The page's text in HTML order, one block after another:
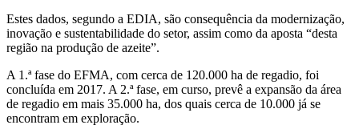
Estes dados, segundo a EDIA, são consequência da modernização,
inovação e sustentabilidade do setor, assim como da aposta “desta
região na produção de azeite”.
A 1.ª fase do EFMA, com cerca de 120.000 ha de regadio, foi
concluída em 2017. A 2.ª fase, em curso, prevê a expansão da área
de regadio em mais 35.000 ha, dos quais cerca de 10.000 já se
encontram em exploração.